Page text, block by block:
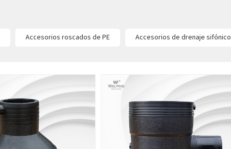
Accesorios roscados de PE Accesorios de drenaje sifónico